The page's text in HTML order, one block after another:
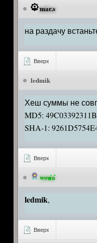
mar.s
на раздачу
Вверх
ledmik
Хеш суммы не
MD5:
SHA-1:
Вверх
wowa
ledmik,
Вверх